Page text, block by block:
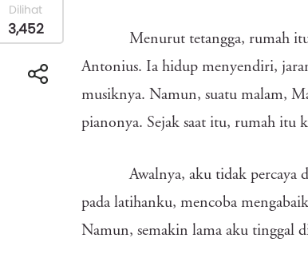
Dilihat
3,452
Menurut tetangga, rumah
Antonius. Ia hidup menyendiri,
musiknya. Namun, suatu malam,
pianonya. Sejak saat itu, rumah itu
Awalnya, aku tidak percaya
pada latihanku, mencoba
Namun, semakin lama aku tinggal